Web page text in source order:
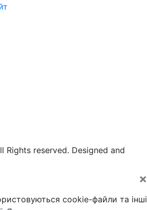
reserved. Designed and
×
cookie-файли та інші